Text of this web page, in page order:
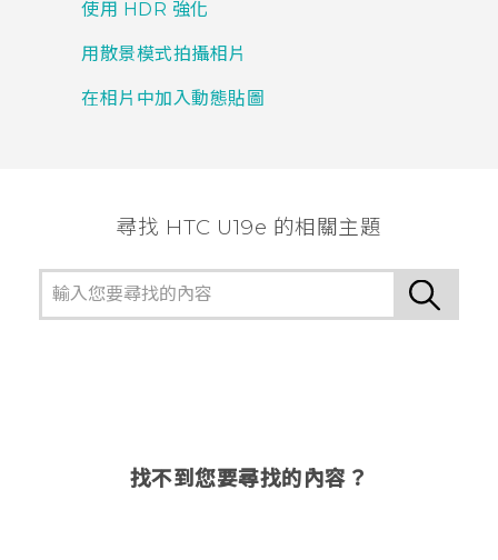
使用 HDR 強化
用散景模式拍攝相片
在相片中加入動態貼圖
尋找 HTC U19e 的相關主題
找不到您要尋找的內容？